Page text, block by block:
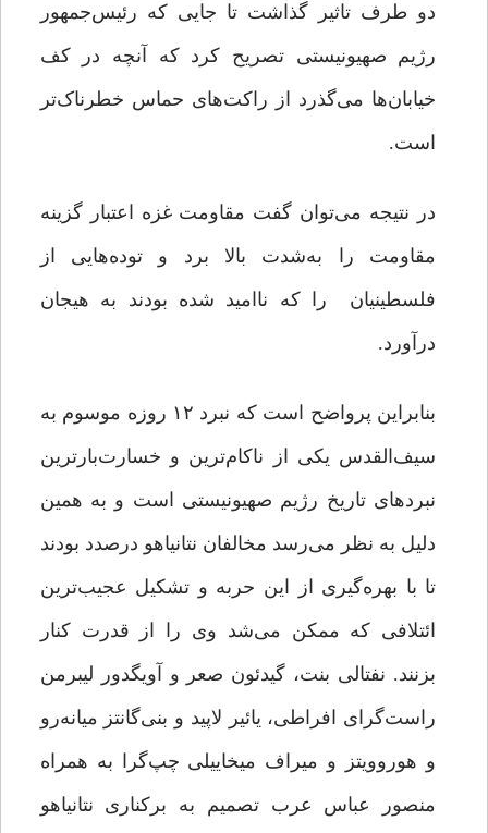
دو طرف تاثیر گذاشت تا جایی که رئیس‌جمهور
رژیم صهیونیستی تصریح کرد که آنچه در کف
خیابان‌ها می‌گذرد از راکت‌های حماس خطرناک‌تر
است.
در نتیجه می‌توان گفت مقاومت غزه اعتبار گزینه
مقاومت را به‌شدت بالا برد و توده‌هایی از
فلسطینیان را که ناامید شده بودند به هیجان
درآورد.
بنابراین پرواضح است که نبرد ۱۲ روزه موسوم به
سیف‌القدس یکی از ناکام‌ترین و خسارت‌بارترین
نبرد‌های تاریخ رژیم صهیونیستی است و به همین
دلیل به نظر می‌رسد مخالفان نتانیاهو درصدد بودند
تا با بهره‌گیری از این حربه و تشکیل عجیب‌ترین
ائتلافی که ممکن می‌شد وی را از قدرت کنار
بزنند. نفتالی بنت، گیدئون صعر و آویگدور لیبرمن
راست‌گرای افراطی، یائیر لاپید و بنی‌گانتز میانه‌رو
و هوروویتز و میراف میخاییلی چپ‌گرا به همراه
منصور عباس عرب تصمیم به برکناری نتانیاهو